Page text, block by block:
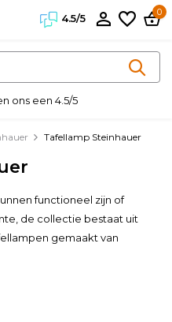
4.5/5
0
ons een 4.5/5
Tafellamp Steinhauer
functioneel zijn of
de collectie bestaat uit
gemaakt van